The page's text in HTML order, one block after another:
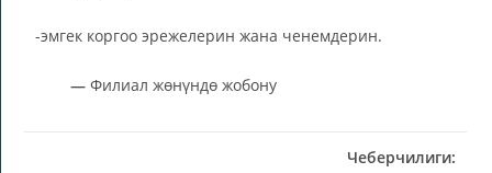
-эмгек коргоо эрежелерин жана ченемдерин.
—Филиал жөнүндө жобону
Чеберчилиги: